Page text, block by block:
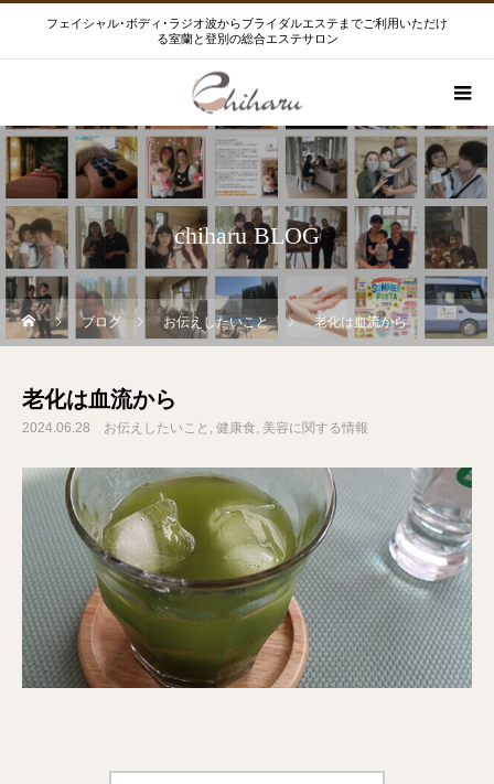
フェイシャル･ボディ･ラジオ波からブライダルエステまでご利用いただけ
る室蘭と登別の総合エステサロン
chiharu BLOG
ブログ お伝えしたいこと 老化は血流から
老化は血流から
2024.06.28 お伝えしたいこと 健康食 美容に関する情報